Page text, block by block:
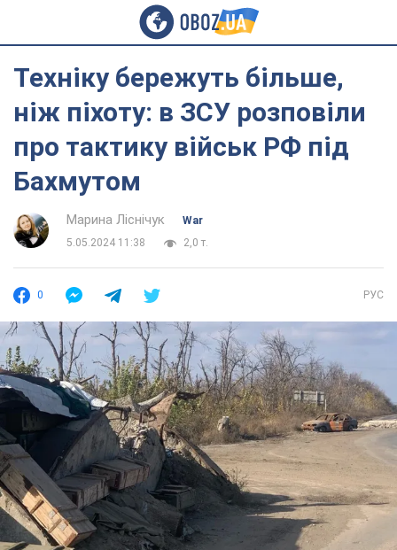
Техніку бережуть більше,
ніж піхоту: в ЗСУ розповіли
про тактику військ РФ під
Бахмутом
Марина Ліснічук
War
5.05.2024 11:38
2,0 т.
0 РУС